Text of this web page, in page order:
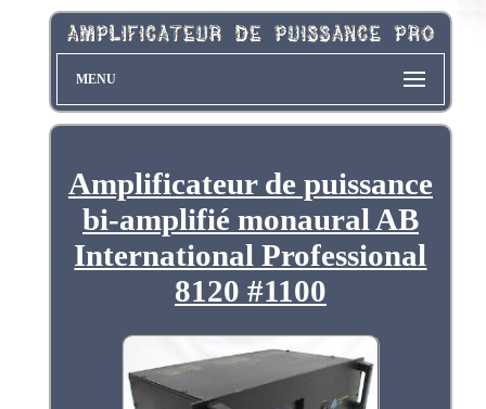
MENU
Amplificateur de puissance
bi-amplifié monaural AB
International Professional
8120 #1100